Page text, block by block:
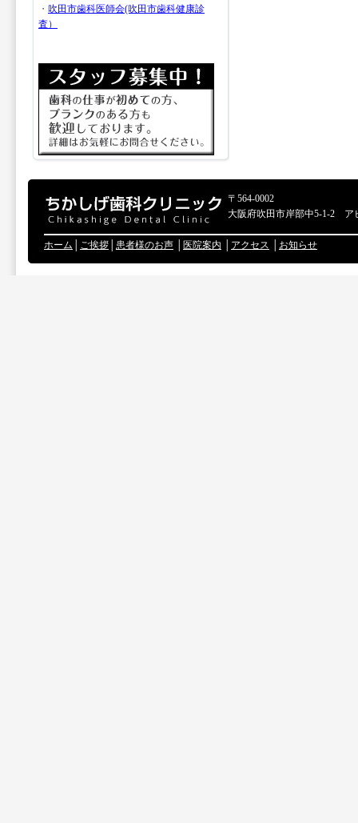
・ 吹田市歯科医師会(吹田市歯科健康診
査）
〒564-0002
大阪府吹田市岸部中5-1-2 ア
ホーム ご挨拶 患者様のお声 医院案内 アクセス お知らせ